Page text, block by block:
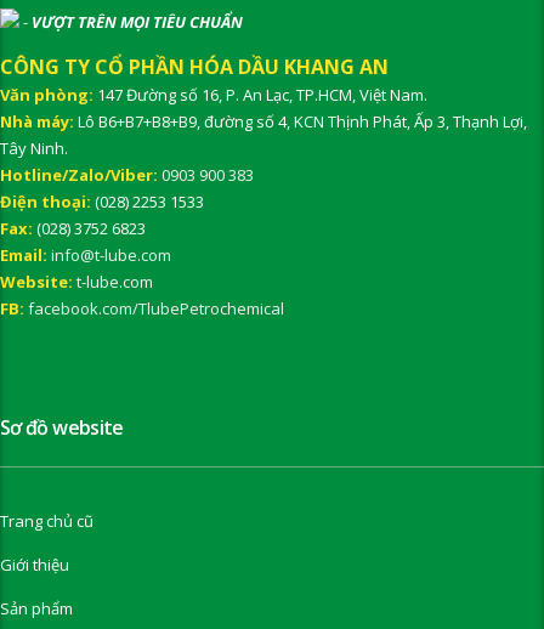
- VƯỢT TRÊN MỌI TIÊU CHUẨN
CÔNG TY CỔ PHẦN HÓA DẦU KHANG AN
Văn phòng: 147 Đường số 16, P. An Lạc, TP.HCM, Việt Nam.
Nhà máy: Lô B6+B7+B8+B9, đường số 4, KCN Thịnh Phát, Ấp 3, Thạnh Lợi,
Tây Ninh.
Hotline/Zalo/Viber: 0903 900 383
Điện thoại: (028) 2253 1533
Fax: (028) 3752 6823
Email: info@t-lube.com
Website: t-lube.com
FB: facebook.com/TlubePetrochemical
Sơ đồ website
Trang chủ cũ
Giới thiệu
Sản phẩm